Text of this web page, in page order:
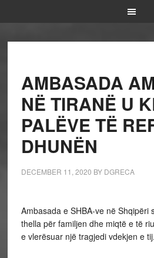
AMBASADA
NË TIRANË U
PALËVE TË
DHUNËN
DECEMBER 11, 2020 BY DGRECA
Ambasada e SHBA-ve në Shqipëri
thella për familjen dhe miqtë e të
e vlerësuar një tragjedi vdekjen e tij.